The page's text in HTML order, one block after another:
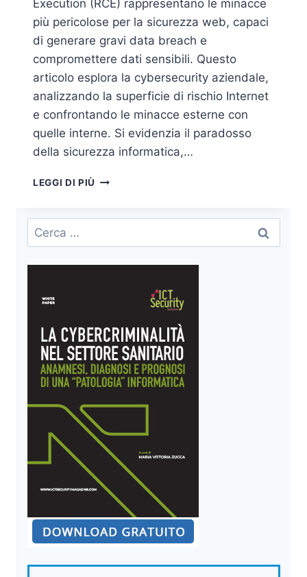
Execution (RCE) rappresentano le minacce
più pericolose per la sicurezza web, capaci
di generare gravi data breach e
compromettere dati sensibili. Questo
articolo esplora la cybersecurity aziendale,
analizzando la superficie di rischio Internet
e confrontando le minacce esterne con
quelle interne. Si evidenzia il paradosso
della sicurezza informatica,…
LEGGI DI PIÙ DATEMI
ED
E
SOLLEVERÒ
Ricerca
per: